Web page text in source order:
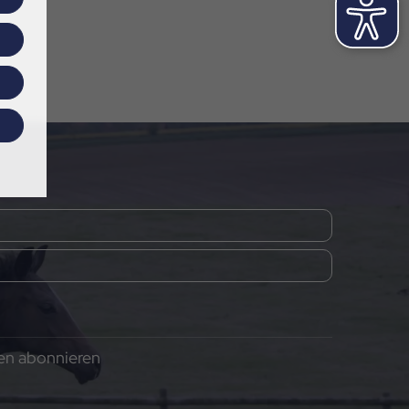
abonnieren